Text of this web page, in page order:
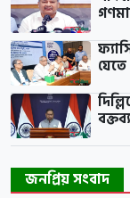
জনপ্রিয় সংবাদ